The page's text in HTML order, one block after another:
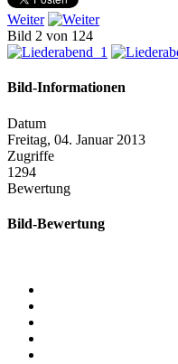
Weiter
Bild 2 von 124
Bild-Informationen
Datum
Freitag, 04. Januar 2013
Zugriffe
1294
Bewertung
Bild-Bewertung